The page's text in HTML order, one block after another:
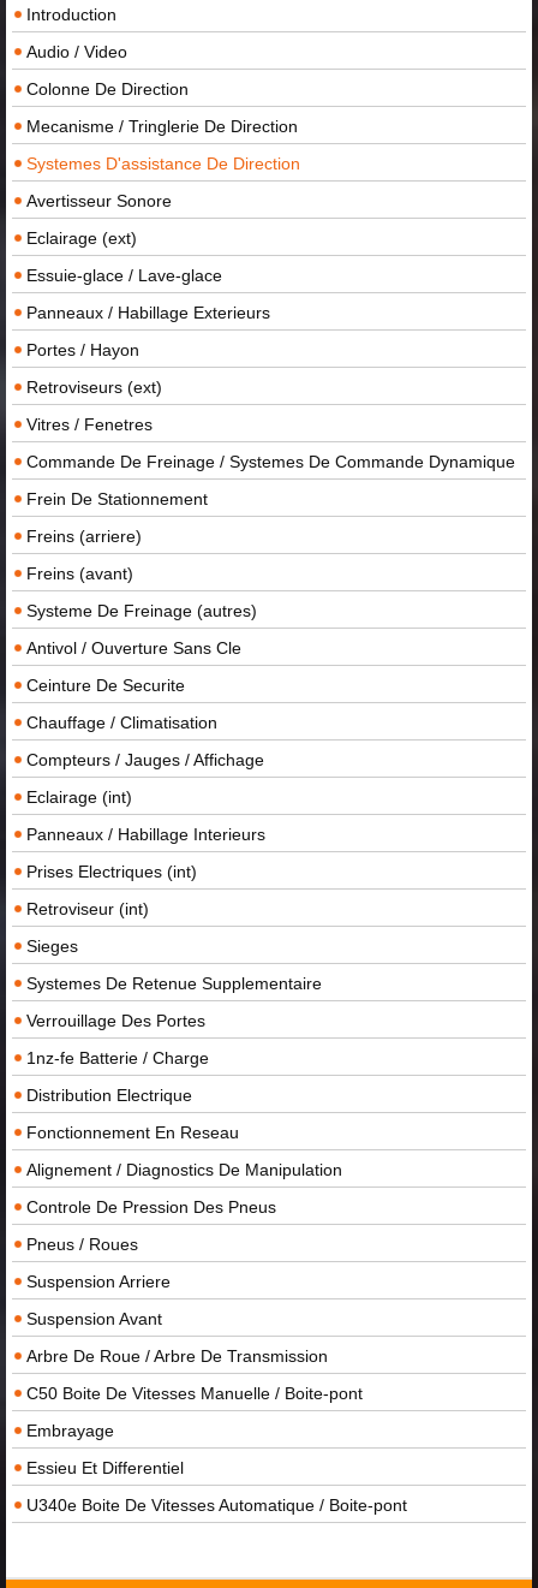
Introduction
Audio / Video
Colonne De Direction
Mecanisme / Tringlerie De Direction
Systemes D'assistance De Direction
Avertisseur Sonore
Eclairage (ext)
Essuie-glace / Lave-glace
Panneaux / Habillage Exterieurs
Portes / Hayon
Retroviseurs (ext)
Vitres / Fenetres
Commande De Freinage / Systemes De Commande Dynamique
Frein De Stationnement
Freins (arriere)
Freins (avant)
Systeme De Freinage (autres)
Antivol / Ouverture Sans Cle
Ceinture De Securite
Chauffage / Climatisation
Compteurs / Jauges / Affichage
Eclairage (int)
Panneaux / Habillage Interieurs
Prises Electriques (int)
Retroviseur (int)
Sieges
Systemes De Retenue Supplementaire
Verrouillage Des Portes
1nz-fe Batterie / Charge
Distribution Electrique
Fonctionnement En Reseau
Alignement / Diagnostics De Manipulation
Controle De Pression Des Pneus
Pneus / Roues
Suspension Arriere
Suspension Avant
Arbre De Roue / Arbre De Transmission
C50 Boite De Vitesses Manuelle / Boite-pont
Embrayage
Essieu Et Differentiel
U340e Boite De Vitesses Automatique / Boite-pont